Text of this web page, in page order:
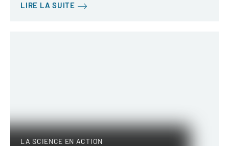
LIRE LA SUITE
LA SCIENCE EN ACTION